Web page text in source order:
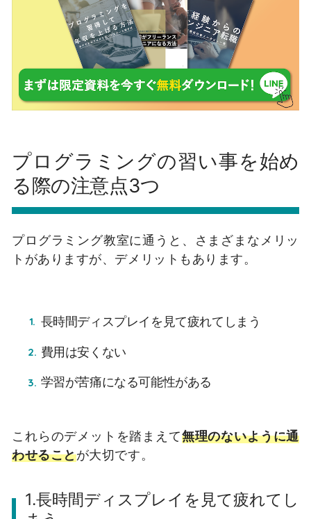
プログラミングの習い事を始め
る際の注意点3つ
プログラミング教室に通うと、さまざまなメリッ
トがありますが、デメリットもあります。
長時間ディスプレイを見て疲れてしまう
費用は安くない
学習が苦痛になる可能性がある
これらのデメットを踏まえて無理のないように通
わせることが大切です。
1.長時間ディスプレイを見て疲れてし